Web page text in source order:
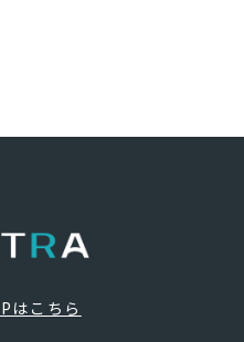
tetra-g.com
はこちら